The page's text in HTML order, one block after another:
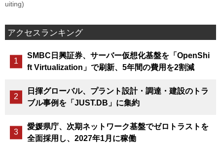
uiting)
アクセスランキング
SMBC日興証券、サーバー仮想化基盤を「OpenShi
ft Virtualization」で刷新、5年間の費用を2割減
日揮グローバル、プラント設計・調達・建設のトラ
ブル事例を「JUST.DB」に集約
愛媛県庁、次期ネットワーク基盤でゼロトラストを
全面採用し、2027年1月に稼働